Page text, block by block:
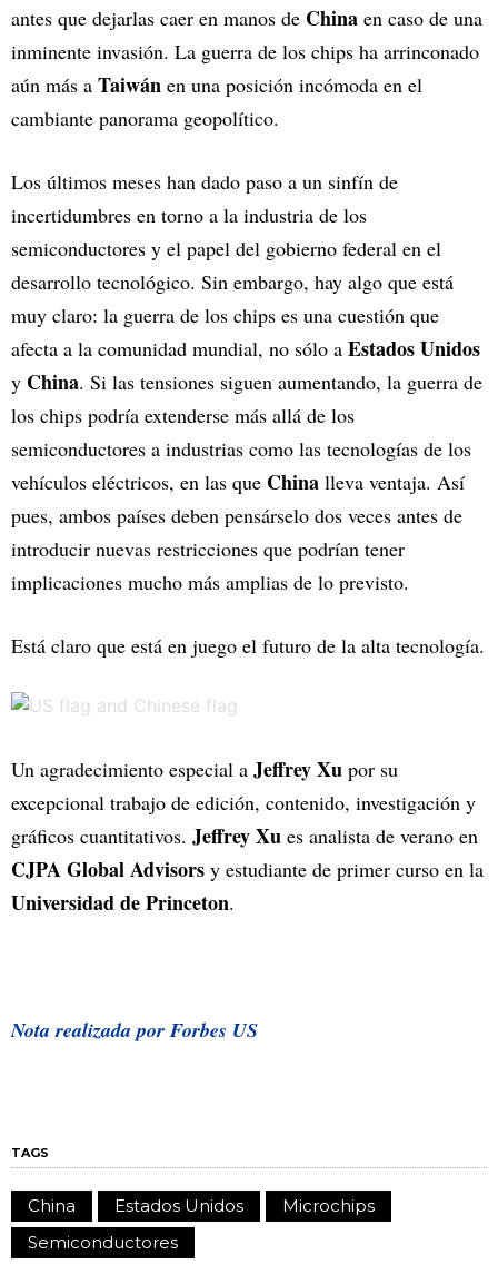
antes que dejarlas caer en manos de China en caso de una
inminente invasión. La guerra de los chips ha arrinconado
aún más a Taiwán en una posición incómoda en el
cambiante panorama geopolítico.
Los últimos meses han dado paso a un sinfín de
incertidumbres en torno a la industria de los
semiconductores y el papel del gobierno federal en el
desarrollo tecnológico. Sin embargo, hay algo que está
muy claro: la guerra de los chips es una cuestión que
afecta a la comunidad mundial, no sólo a Estados Unidos
y China. Si las tensiones siguen aumentando, la guerra de
los chips podría extenderse más allá de los
semiconductores a industrias como las tecnologías de los
vehículos eléctricos, en las que China lleva ventaja. Así
pues, ambos países deben pensárselo dos veces antes de
introducir nuevas restricciones que podrían tener
implicaciones mucho más amplias de lo previsto.
Está claro que está en juego el futuro de la alta tecnología.
Un agradecimiento especial a Jeffrey Xu por su
excepcional trabajo de edición, contenido, investigación y
gráficos cuantitativos. Jeffrey Xu es analista de verano en
CJPA Global Advisors y estudiante de primer curso en la
Universidad de Princeton.
Nota realizada por Forbes US
TAGS
China Estados Unidos
Microchips
Semiconductores